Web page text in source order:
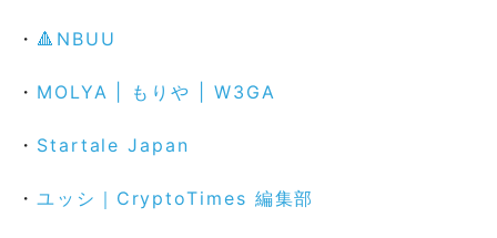
・ 🔺NBUU
・ MOLYA | もりや | W3GA
・ Startale Japan
・ ユッシ｜CryptoTimes 編集部